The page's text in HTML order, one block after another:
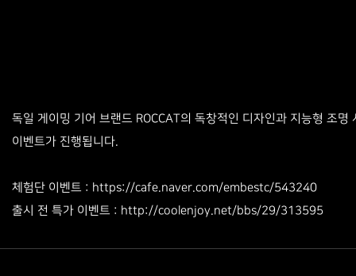
독일 게이밍 기어 브랜드 ROCCAT의 독창적인 디자인과 지능형 조
이벤트가 진행됩니다.
​체험단 이벤트 : https://cafe.naver.com/embestc/543240
출시 전 특가 이벤트 : http://coolenjoy.net/bbs/29/313595